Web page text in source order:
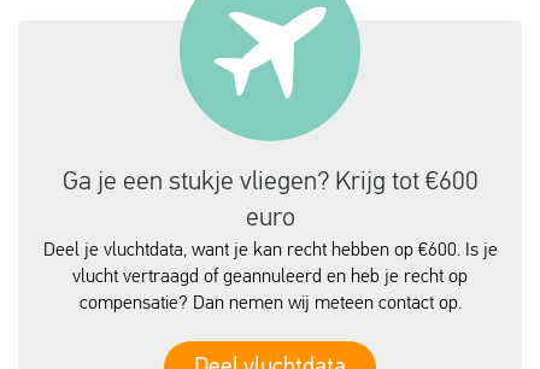
Ga je een stukje vliegen? Krijg tot €600
euro
Deel je vluchtdata, want je kan recht hebben op €600. Is je
vlucht vertraagd of geannuleerd en heb je recht op
compensatie? Dan nemen wij meteen contact op.